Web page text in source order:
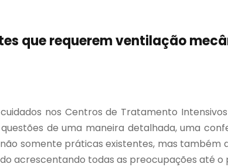
que requerem ventilação
nos Centros de Tratamento
de uma maneira detalhada, uma
somente práticas existentes, mas
acrescentando todas as preocupações até o